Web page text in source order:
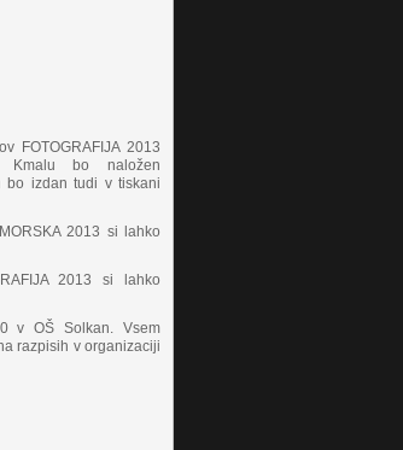
FOTOGRAFIJA 2013
bo naložen
izdan tudi v tiskani
2013 si lahko
2013 si lahko
v OŠ Solkan. Vsem
razpisih v organizaciji